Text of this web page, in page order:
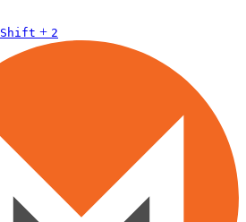
Shift + 2